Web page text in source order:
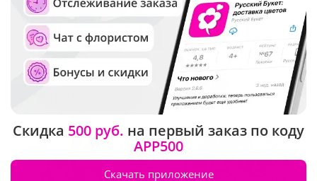
5(188)
Букет "Наша встреча"
В наличии
5(243)
Букет из 25 белых
кенийских роз
В наличии
6 120 ₽
5 200 ₽
Скидка 500 руб. на первый заказ по коду
APP500
Скачать приложение